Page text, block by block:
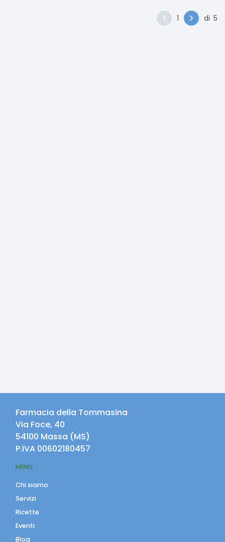
1 di 5
Farmacia della Tommasina
Via Foce, 40
54100 Massa (MS)
P.IVA 00602180457
MENU
Chi siamo
Servizi
Ricette
Eventi
Blog